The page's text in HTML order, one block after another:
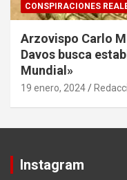
CONSPIRACIONES
Arzovispo Carlo
Davos busca
Mundial»
19 enero, 2024
Instagram